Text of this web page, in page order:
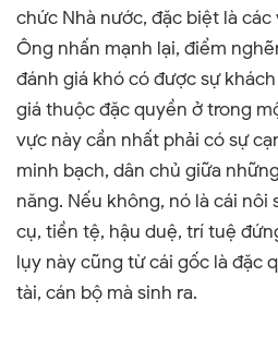
chức Nhà nước, đặc biệt là các
Ông nhấn mạnh lại, điểm
đánh giá khó có được sự
giá thuộc đặc quyền ở trong
vực này cần nhất phải có sự
minh bạch, dân chủ giữa
năng. Nếu không, nó là cái nôi
cụ, tiền tệ, hậu duệ, trí tuệ
lụy này cũng từ cái gốc là đặc
tài, cán bộ mà sinh ra.